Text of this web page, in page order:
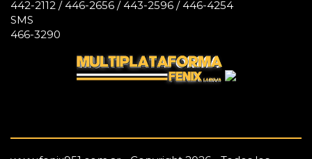
442-2112 / 446-2656 / 443-2596 / 446-4254
SMS
466-3290